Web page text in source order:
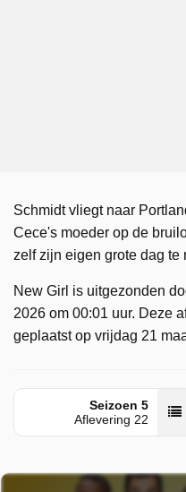
Schmidt vliegt naar
Cece's moeder op de
zelf zijn eigen grote dag te
New Girl is uitgezonden
2026 om 00:01 uur. Deze
geplaatst op vrijdag 21
Seizoen 5
Aflevering 22